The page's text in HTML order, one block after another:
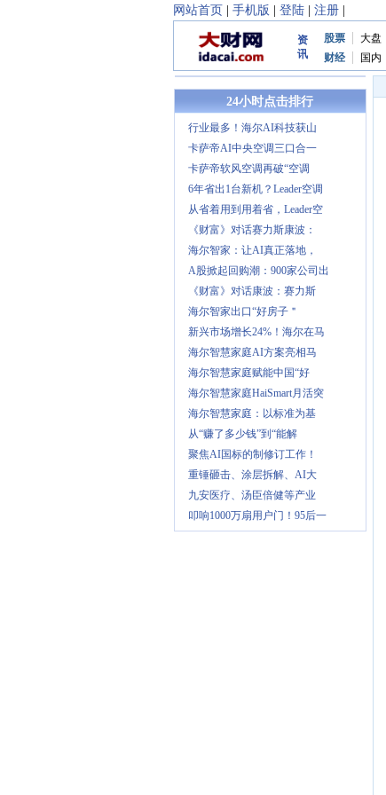
网站首页 手机版 登陆| 注册|
资
讯
股票 大盘
财经
国内
24小时点击排行
行业最多！海尔AI科技获山
卡萨帝AI中央空调三口合一
卡萨帝软风空调再破“空调
6年省出1台新机？Leader空调
从省着用到用着省，Leader空
《财富》对话赛力斯康波：
海尔智家：让AI真正落地，
A股掀起回购潮：900家公司出
《财富》对话康波：赛力斯
海尔智家出口“好房子＂
新兴市场增长24%！海尔在马
海尔智慧家庭AI方案亮相马
海尔智慧家庭赋能中国“好
海尔智慧家庭HaiSmart月活突
海尔智慧家庭：以标准为基
从“赚了多少钱”到“能解
聚焦AI国标的制修订工作！
重锤砸击、涂层拆解、AI大
九安医疗、汤臣倍健等产业
叩响1000万扇用户门！95后一